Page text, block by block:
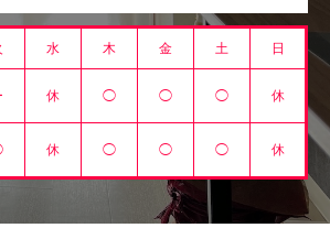
水 木 金 土 日
休 ◯ ◯ ◯ 休
休 ◯ ◯ ◯ 休